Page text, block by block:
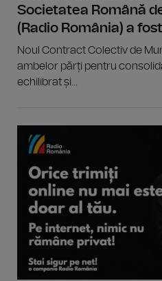
Societatea Română
(Radio România) a
Noul Contract Colectiv de
ambelor părți pentru
echilibrat și...